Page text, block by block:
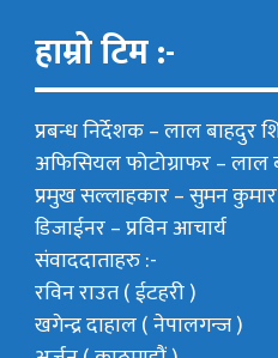
हाम्रो टिम :-
प्रबन्ध निर्देशक –लाल बाहदुर
अफिसियल फोटोग्राफर –लाल
प्रमुख सल्लाहकार –सुमन कुमार
डिजाईनर – प्रविन आचार्य
संवाददाताहरु :-
रविन राउत ( ईटहरी )
खगेन्द्र दाहाल ( नेपालगन्ज )